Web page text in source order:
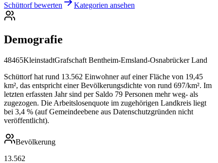
Schüttorf bewerten Kategorien ansehen
Demografie
48465KleinstadtGrafschaft Bentheim-Emsland-Osnabrücker Land
Schüttorf hat rund 13.562 Einwohner auf einer Fläche von 19,45
km², das entspricht einer Bevölkerungsdichte von rund 697/km². Im
letzten erfassten Jahr sind per Saldo 79 Personen mehr weg- als
zugezogen. Die Arbeitslosenquote im zugehörigen Landkreis liegt
bei 3,4 % (auf Gemeindeebene aus Datenschutzgründen nicht
veröffentlicht).
Bevölkerung
13.562